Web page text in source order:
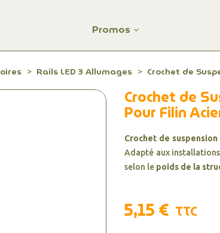
Promos
Rails LED 3 Allumages Crochet de
Crochet de
Pour Filin
Crochet de
Adapté aux installations
selon le poids de la
5,15 € TTC